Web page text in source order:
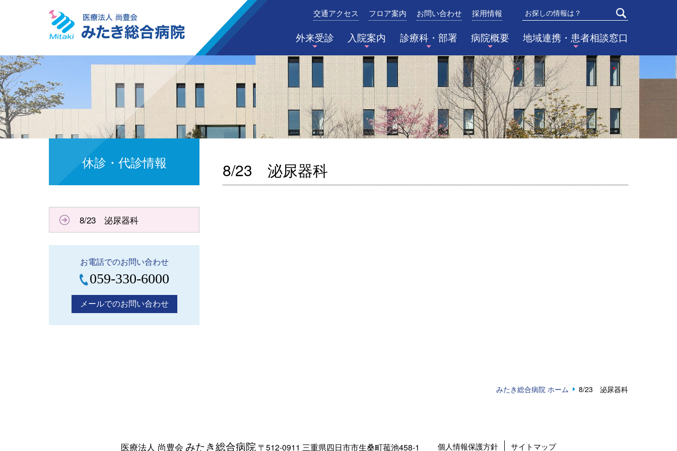
みたき総合病院〈三重県四日市市〉
外来受診 入院案内 診療科・部署 病院概要 地域連携・患者相談窓口
交通アクセス フロア案内 お問い合わせ 採用情報
休診・代診情報 8/23 泌尿器科
8/23 泌尿器科
お電話でのお問い合わせ
059-330-6000
メールでのお問い合わせ
みたき総合病院 ホーム 8/23 泌尿器科
医療法人 尚豊会 みたき総合病院 〒512-0911 三重県四日市市生桑町菰池458-1 個人情報保護方針 サイトマップ